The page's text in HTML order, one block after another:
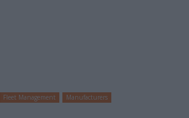
Fleet Management Manufacturers